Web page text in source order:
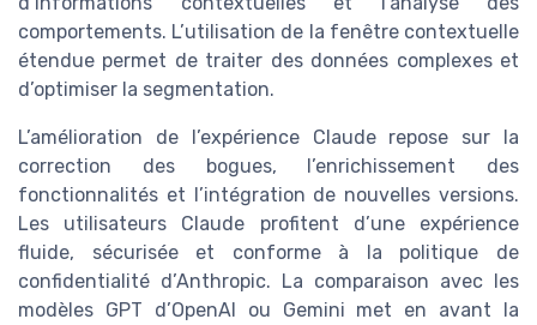
comportements. L’utilisation de la fenêtre contextuelle
étendue permet de traiter des données complexes et
d’optimiser la segmentation.
L’amélioration de l’expérience Claude repose sur la
correction des bogues, l’enrichissement des
fonctionnalités et l’intégration de nouvelles versions.
Les utilisateurs Claude profitent d’une expérience
fluide, sécurisée et conforme à la politique de
confidentialité d’Anthropic. La comparaison avec les
modèles GPT d’OpenAI ou Gemini met en avant la